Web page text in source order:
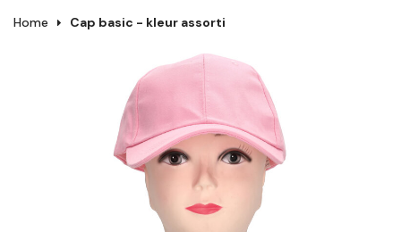
Home Cap basic - kleur assorti